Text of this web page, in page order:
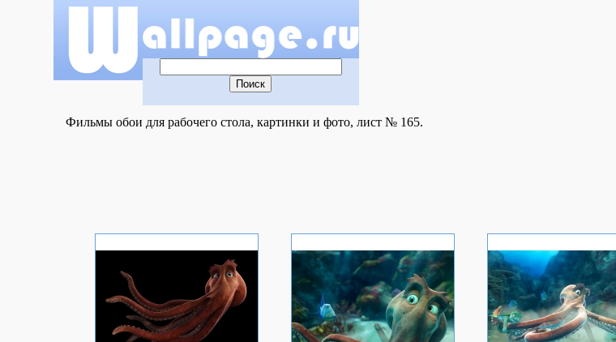
Фильмы обои для рабочего стола, картинки и фото, лист № 165.